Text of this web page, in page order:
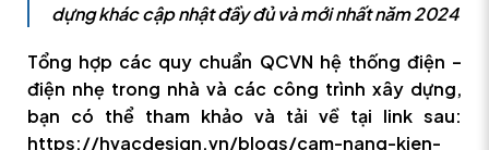
dựng khác cập nhật đầy đủ và mới nhất năm 2024
Tổng hợp các quy chuẩn QCVN hệ thống điện –
điện nhẹ trong nhà và các công trình xây dựng,
bạn có thể tham khảo và tải về tại link sau:
https://hvacdesign.vn/blogs/cam-nang-kien-